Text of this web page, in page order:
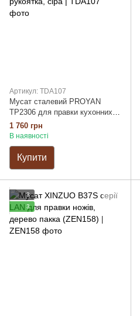
Артикул: TDA107
Мусат сталевий PROYAN
TP2306 для правки кухонних
ножів, комбінована ABS/TPE
рукоятка, сіра
1 760 грн
В наявності
Купити
3
3